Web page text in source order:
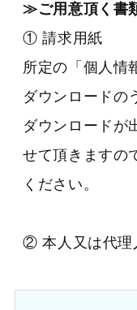
≫ご用意頂く書
① 請求用紙
所定の「個人情
ダウンロードの
ダウンロードが
せて頂きますの
ください。
② 本人又は代理